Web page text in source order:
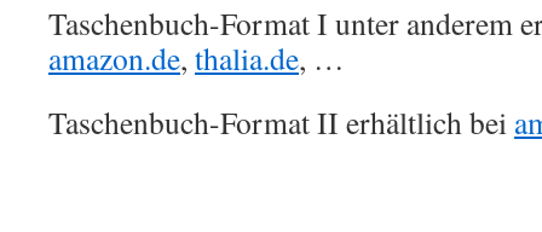
Taschenbuch-Format I unter anderem
amazon.de, thalia.de, …
Taschenbuch-Format II erhältlich bei